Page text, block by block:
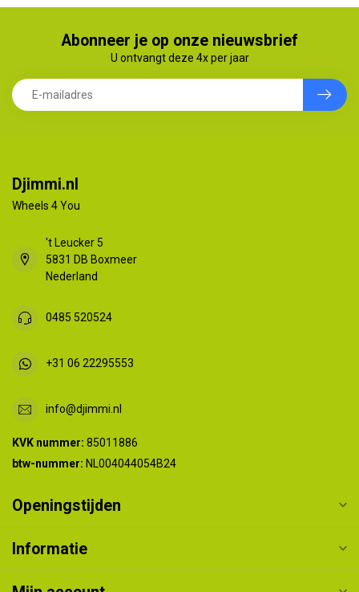
Abonneer je op onze nieuwsbrief
U ontvangt deze 4x per jaar
Djimmi.nl
Wheels 4 You
't Leucker 5
5831 DB Boxmeer
Nederland
0485 520524
+31 06 22295553
info@djimmi.nl
KVK nummer: 85011886
btw-nummer: NL004044054B24
Openingstijden
Informatie